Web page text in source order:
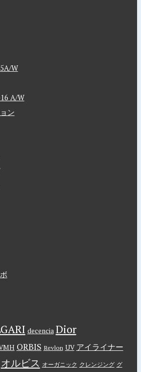
W
A/W
ン
decencia Dior
ORBIS Revlon UV アイライナー
オルビス オーガニック クレンジング グ